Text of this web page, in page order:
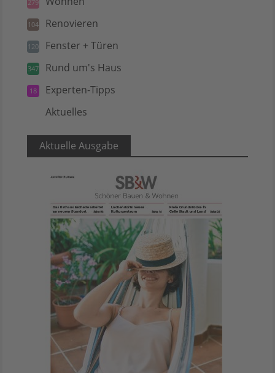
279
104 Renovieren
120 Fenster + Türen
347 Rund um's Haus
18 Experten-Tipps
Aktuelles
Aktuelle Ausgabe